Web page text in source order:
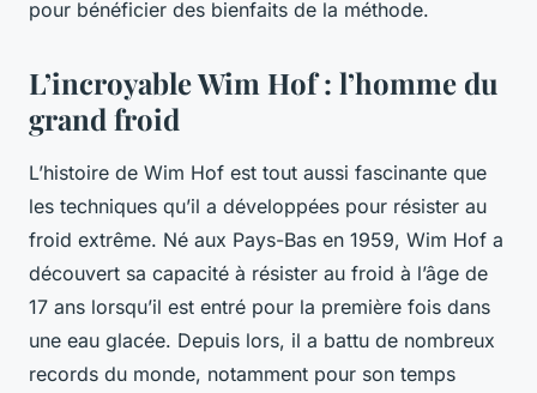
pour bénéficier des bienfaits de la méthode.
L’incroyable Wim Hof : l’homme du
grand froid
L’histoire de Wim Hof est tout aussi fascinante que
les techniques qu’il a développées pour résister au
froid extrême. Né aux Pays-Bas en 1959, Wim Hof a
découvert sa capacité à résister au froid à l’âge de
17 ans lorsqu’il est entré pour la première fois dans
une eau glacée. Depuis lors, il a battu de nombreux
records du monde, notamment pour son temps